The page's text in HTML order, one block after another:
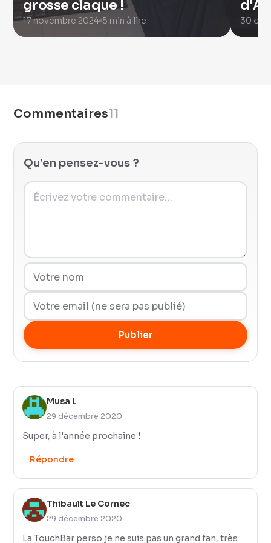
grosse claque !
17 novembre 2024 5 min à lire 30
Commentaires11
Qu’en pensez-vous ?
Publier
Musa L
29 décembre 2020
Super, à l'année prochaine !
Répondre
Thibault Le Cornec
29 décembre 2020
La TouchBar perso je ne suis pas un grand fan, très